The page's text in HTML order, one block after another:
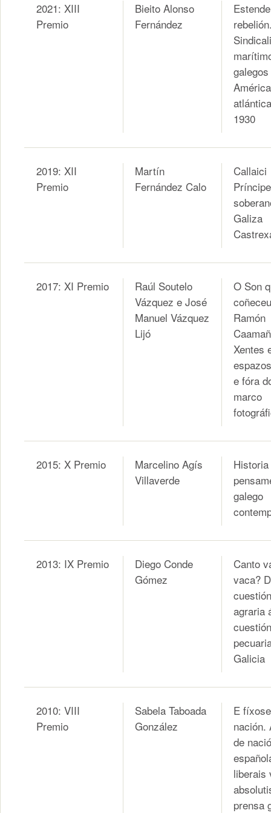
2021: XIII
Premio
Bieito Alonso
Fernández
América
1930
2019: XII
Premio
Martín
Fernández Calo
Callaici
Galiza
2017: XI Premio
Raúl Soutelo
Vázquez e José
Manuel Vázquez
Lijó
O Son
coñeceu
Ramón
Xentes
e fóra
marco
2015: X Premio
Marcelino Agís
Villaverde
galego
2013: IX Premio
Diego Conde
Gómez
Canto
vaca?
cuestión
agraria
cuestión
Galicia
2010: VIII
Premio
Sabela Taboada
González
E fíxose
nación.
de
liberais
prensa